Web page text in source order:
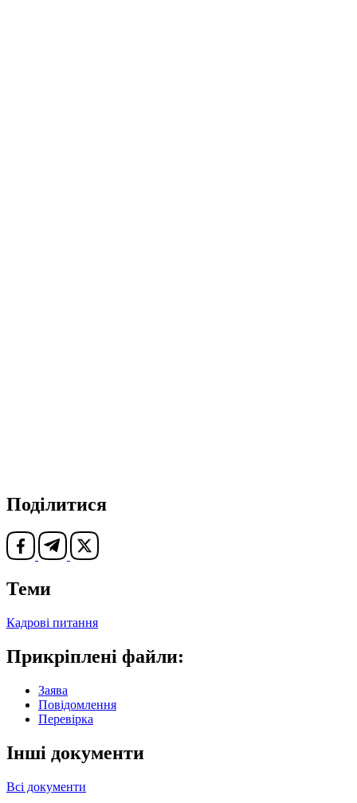
Поділитися
Теми
Кадрові питання
Прикріплені файли:
Заява
Повідомлення
Перевірка
Інші документи
Всі документи